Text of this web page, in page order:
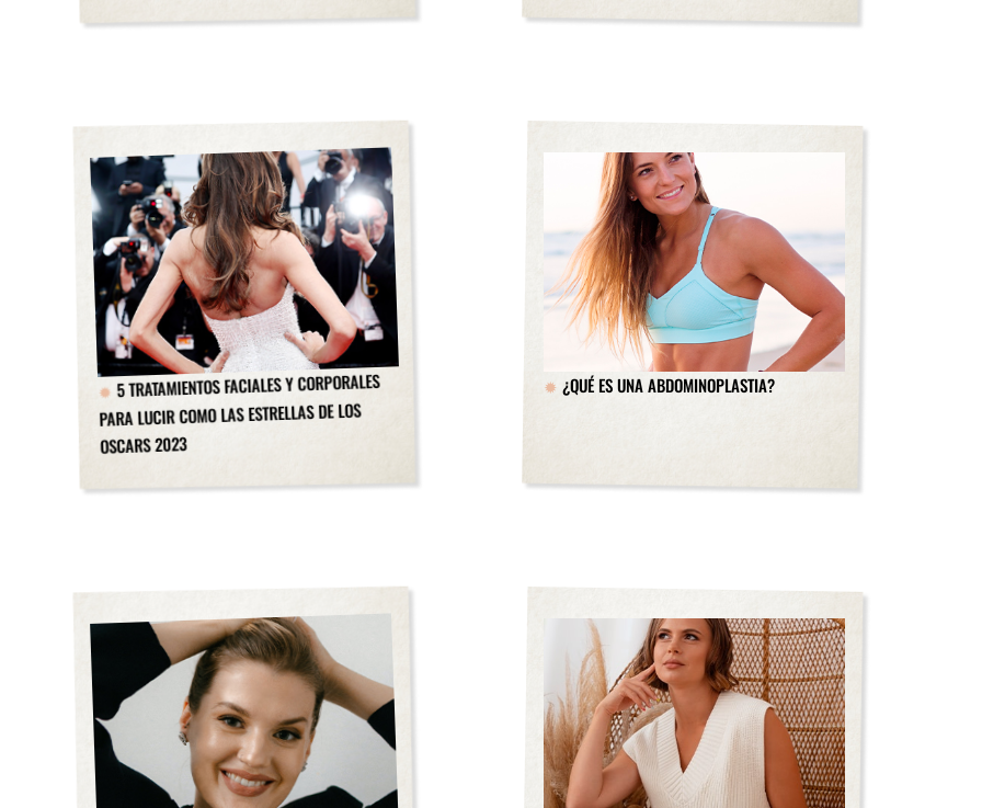
5 TRATAMIENTOS FACIALES Y CORPORALES
PARA LUCIR COMO LAS ESTRELLAS DE LOS
OSCARS 2023
¿QUÉ ES UNA ABDOMINOPLASTIA?